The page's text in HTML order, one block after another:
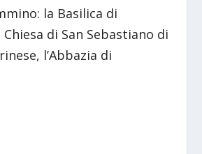
la Basilica di
di San Sebastiano di
l’Abbazia di